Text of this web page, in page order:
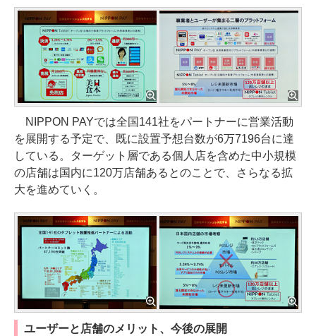
NIPPON PAYでは全国141社をパートナーに営業活動
を展開する予定で、既に設置予想台数が6万7196台に達
している。ターゲット層である個人店を含めた中小規模
の店舗は国内に120万店舗あるとのことで、さらなる拡
大を進めていく。
ユーザーと店舗のメリット、今後の展開